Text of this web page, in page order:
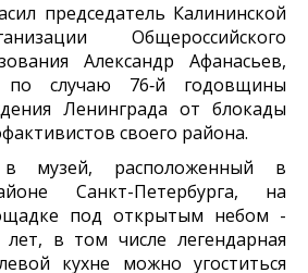
председатель Калининской
Общероссийского
Александр Афанасьев,
по случаю 76‑й годовщины
Ленинграда от блокады
своего района.
музей, расположенный в
Санкт-Петербурга, на
под открытым небом -
в том числе легендарная
кухне можно угоститься